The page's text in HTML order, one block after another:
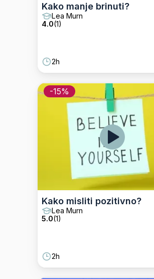
Kako manje brinuti?
Lea Murn
4.0(1)
2h
-15%
Kako misliti pozitivno?
Lea Murn
5.0(1)
2h